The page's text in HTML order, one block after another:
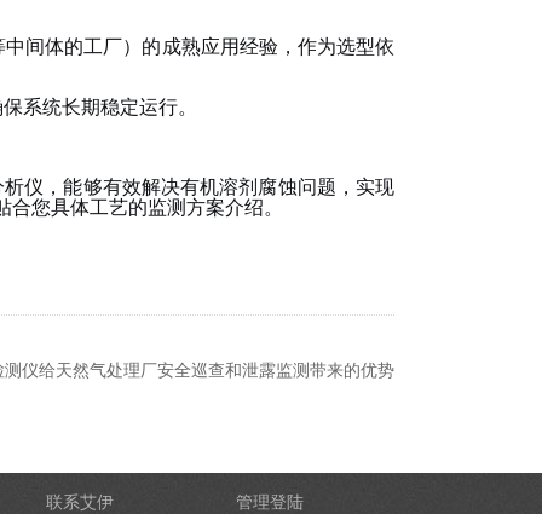
中间体的工厂）的成熟应用经验，作为选型依
系统长期稳定运行。
仪，能够有效解决有机溶剂腐蚀问题，实现
您具体工艺的监测方案介绍。
仪给天然气处理厂安全巡查和泄露监测带来的优势
联系艾伊 管理登陆